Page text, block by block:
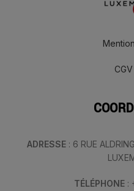
ADRESSE : 6 RUE
TÉLÉPHONE :